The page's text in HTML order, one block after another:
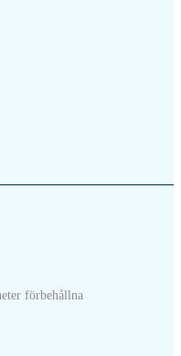
förbehållna